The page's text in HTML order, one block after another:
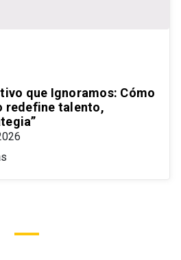
que Ignoramos: Cómo
redefine talento,